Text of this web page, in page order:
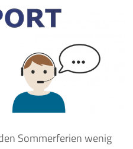
Sommerferien wenig